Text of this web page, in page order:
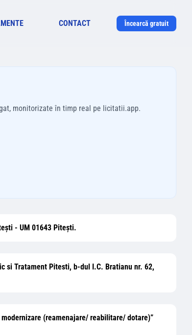
CONTACT Încearcă gratuit
monitorizate în timp real pe licitatii.app.
- UM 01643 Pitești.
si Tratament Pitesti, b-dul I.C. Bratianu nr. 62,
(reamenajare/ reabilitare/ dotare)”